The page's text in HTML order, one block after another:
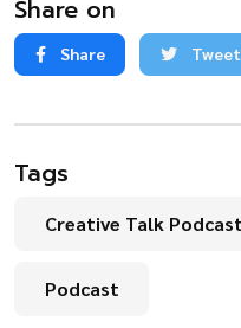
Share on
Share Tweet
Tags
Creative Talk Podcast
Podcast